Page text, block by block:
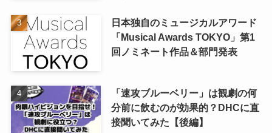
日本独自のミュージカルアワード
「Musical Awards TOKYO」第1
回ノミネート作品＆部門発表
「速攻ブルーベリー」は観劇の何
分前に飲むのが効果的？DHCに直
接聞いてみた【後編】